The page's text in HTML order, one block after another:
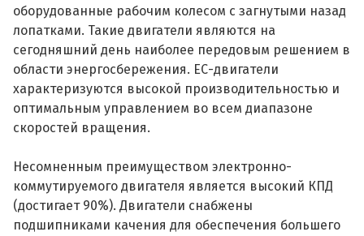
оборудованные рабочим колесом с загнутыми назад
лопатками. Такие двигатели являются на
сегодняшний день наиболее передовым решением в
области энергосбережения. ЕС-двигатели
характеризуются высокой производительностью и
оптимальным управлением во всем диапазоне
скоростей вращения.
Несомненным преимуществом электронно-
коммутируемого двигателя является высокий КПД
(достигает 90%). Двигатели снабжены
подшипниками качения для обеспечения большего